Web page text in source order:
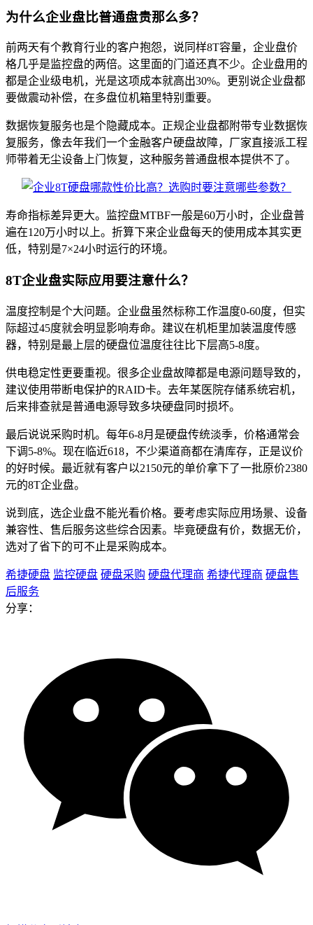
为什么企业盘比普通盘贵那么多？
前两天有个教育行业的客户抱怨，说同样8T容量，企业盘价
格几乎是监控盘的两倍。这里面的门道还真不少。企业盘用的
都是企业级电机，光是这项成本就高出30%。更别说企业盘都
要做震动补偿，在多盘位机箱里特别重要。
数据恢复服务也是个隐藏成本。正规企业盘都附带专业数据恢
复服务，像去年我们一个金融客户硬盘故障，厂家直接派工程
师带着无尘设备上门恢复，这种服务普通盘根本提供不了。
寿命指标差异更大。监控盘MTBF一般是60万小时，企业盘普
遍在120万小时以上。折算下来企业盘每天的使用成本其实更
低，特别是7×24小时运行的环境。
8T企业盘实际应用要注意什么？
温度控制是个大问题。企业盘虽然标称工作温度0-60度，但实
际超过45度就会明显影响寿命。建议在机柜里加装温度传感
器，特别是最上层的硬盘位温度往往比下层高5-8度。
供电稳定性更要重视。很多企业盘故障都是电源问题导致的，
建议使用带断电保护的RAID卡。去年某医院存储系统宕机，
后来排查就是普通电源导致多块硬盘同时损坏。
最后说说采购时机。每年6-8月是硬盘传统淡季，价格通常会
下调5-8%。现在临近618，不少渠道商都在清库存，正是议价
的好时候。最近就有客户以2150元的单价拿下了一批原价2380
元的8T企业盘。
说到底，选企业盘不能光看价格。要考虑实际应用场景、设备
兼容性、售后服务这些综合因素。毕竟硬盘有价，数据无价，
选对了省下的可不止是采购成本。
希捷硬盘 监控硬盘 硬盘采购 硬盘代理商 希捷代理商 硬盘售
后服务
分享：